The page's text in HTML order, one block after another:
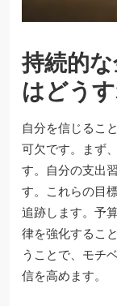
持続的
はどう
自分を信じるこ
可欠です。まず
す。自分の支出
す。これらの目
追跡します。予
律を強化するこ
うことで、モチ
信を高めます。